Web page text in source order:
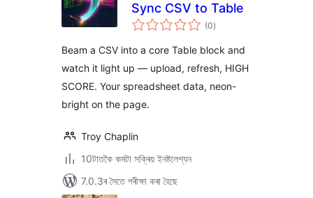
Sync CSV to Table
(0টা
মুঠ)
Beam a CSV into a core Table block and
watch it light up — upload, refresh, HIGH
SCORE. Your spreadsheet data, neon-
bright on the page.
Troy Chaplin
10টাতকৈ কমটা সক্ৰিয় ইনষ্টলেশ্যন
7.0.3ৰ সৈতে পৰীক্ষা কৰা হৈছে